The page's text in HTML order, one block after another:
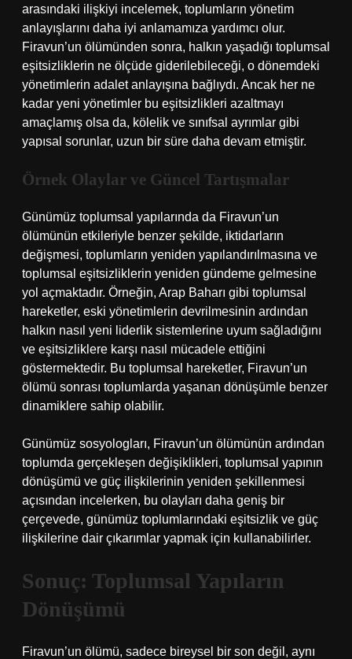
arasındaki ilişkiyi incelemek, toplumların yönetim
anlayışlarını daha iyi anlamamıza yardımcı olur.
Firavun’un ölümünden sonra, halkın yaşadığı toplumsal
eşitsizliklerin ne ölçüde giderilebileceği, o dönemdeki
yönetimlerin adalet anlayışına bağlıydı. Ancak her ne
kadar yeni yönetimler bu eşitsizlikleri azaltmayı
amaçlamış olsa da, kölelik ve sınıfsal ayrımlar gibi
yapısal sorunlar, uzun bir süre daha devam etmiştir.
Örnek Olaylar ve Güncel Tartışmalar
Günümüz toplumsal yapılarında da Firavun’un
ölümünün etkileriyle benzer şekilde, iktidarların
değişmesi, toplumların yeniden yapılandırılmasına ve
toplumsal eşitsizliklerin yeniden gündeme gelmesine
yol açmaktadır. Örneğin, Arap Baharı gibi toplumsal
hareketler, eski yönetimlerin devrilmesinin ardından
halkın nasıl yeni liderlik sistemlerine uyum sağladığını
ve eşitsizliklere karşı nasıl mücadele ettiğini
göstermektedir. Bu toplumsal hareketler, Firavun’un
ölümü sonrası toplumlarda yaşanan dönüşümle benzer
dinamiklere sahip olabilir.
Günümüz sosyologları, Firavun’un ölümünün ardından
toplumda gerçekleşen değişiklikleri, toplumsal yapının
dönüşümü ve güç ilişkilerinin yeniden şekillenmesi
açısından incelerken, bu olayları daha geniş bir
çerçevede, günümüz toplumlarındaki eşitsizlik ve güç
ilişkilerine dair çıkarımlar yapmak için kullanabilirler.
Sonuç: Toplumsal Yapıların
Dönüşümü
Firavun’un ölümü, sadece bireysel bir son değil, aynı